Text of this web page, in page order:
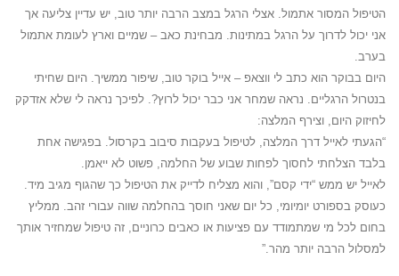
הטיפול המסור אתמול. אצלי הרגל במצב הרבה יותר טוב, יש עדיין צליעה אך
אני יכול לדרוך על הרגל במתינות. מבחינת כאב – שמיים וארץ לעומת אתמול
בערב.
היום בבוקר הוא כתב לי ווצאפ – אייל בוקר טוב, שיפור ממשיך. היום שחיתי
בנטרול הרגליים. נראה שמחר אני כבר יכול לרוץ?. לפיכך נראה לי שלא אזדקק
לחיזוק היום, וצירף המלצה:
“הגעתי לאייל דרך המלצה, לטיפול בעקבות סיבוב בקרסול. בפגישה אחת
בלבד הצלחתי לחסוך לפחות שבוע של החלמה, פשוט לא ייאמן.
לאייל יש ממש “ידי קסם”, והוא מצליח לדייק את הטיפול כך שהגוף מגיב מיד.
כעוסק בספורט יומיומי, כל יום שאני חוסך בהחלמה שווה עבורי זהב. ממליץ
בחום לכל מי שמתמודד עם פציעות או כאבים כרוניים, זה טיפול שמחזיר אותך
למסלול הרבה יותר מהר.”